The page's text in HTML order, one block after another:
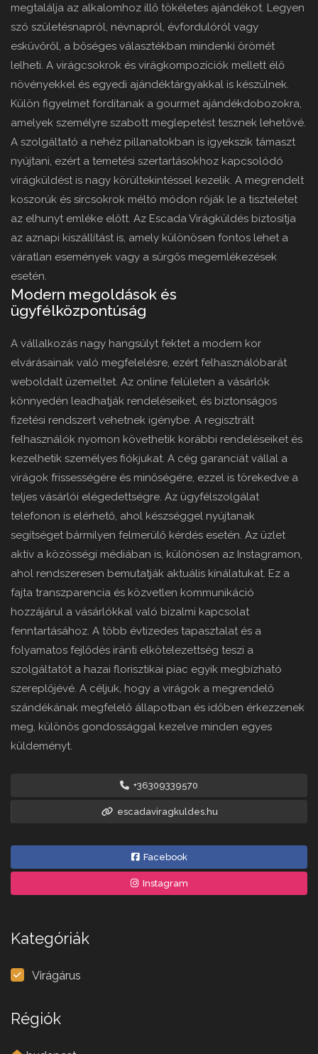
megtalálja az alkalomhoz illő tökéletes ajándékot. Legyen
szó születésnapról, névnapról, évfordulóról vagy
esküvőről, a bőséges választékban mindenki örömét
lelheti. A virágcsokrok és virágkompozíciók mellett élő
növényekkel és egyedi ajándéktárgyakkal is készülnek.
Külön figyelmet fordítanak a gourmet ajándékdobozokra,
amelyek személyre szabott meglepetést tesznek lehetővé.
A szolgáltató a nehéz pillanatokban is igyekszik támaszt
nyújtani, ezért a temetési szertartásokhoz kapcsolódó
virágküldést is nagy körültekintéssel kezelik. A megrendelt
koszorúk és sírcsokrok méltó módon róják le a tiszteletet
az elhunyt emléke előtt. Az Escada Virágküldés biztosítja
az aznapi kiszállítást is, amely különösen fontos lehet a
váratlan események vagy a sürgős megemlékezések
esetén.
Modern megoldások és
ügyfélközpontúság
A vállalkozás nagy hangsúlyt fektet a modern kor
elvárásainak való megfelelésre, ezért felhasználóbarát
weboldalt üzemeltet. Az online felületen a vásárlók
könnyedén leadhatják rendeléseiket, és biztonságos
fizetési rendszert vehetnek igénybe. A regisztrált
felhasználók nyomon követhetik korábbi rendeléseiket és
kezelhetik személyes fiókjukat. A cég garanciát vállal a
virágok frissességére és minőségére, ezzel is törekedve a
teljes vásárlói elégedettségre. Az ügyfélszolgálat
telefonon is elérhető, ahol készséggel nyújtanak
segítséget bármilyen felmerülő kérdés esetén. Az üzlet
aktív a közösségi médiában is, különösen az Instagramon,
ahol rendszeresen bemutatják aktuális kínálatukat. Ez a
fajta transzparencia és közvetlen kommunikáció
hozzájárul a vásárlókkal való bizalmi kapcsolat
fenntartásához. A több évtizedes tapasztalat és a
folyamatos fejlődés iránti elkötelezettség teszi a
szolgáltatót a hazai florisztikai piac egyik megbízható
szereplőjévé. A céljuk, hogy a virágok a megrendelő
szándékának megfelelő állapotban és időben érkezzenek
meg, különös gondossággal kezelve minden egyes
küldeményt.
+36309339570
escadaviragkuldes.hu
Facebook
Instagram
Kategóriák
Virágárus
Régiók